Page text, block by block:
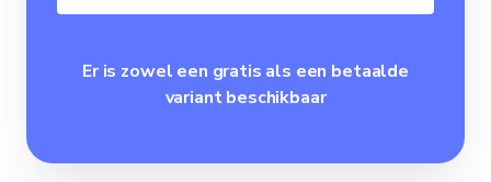
Er is zowel een gratis als een betaalde
variant beschikbaar